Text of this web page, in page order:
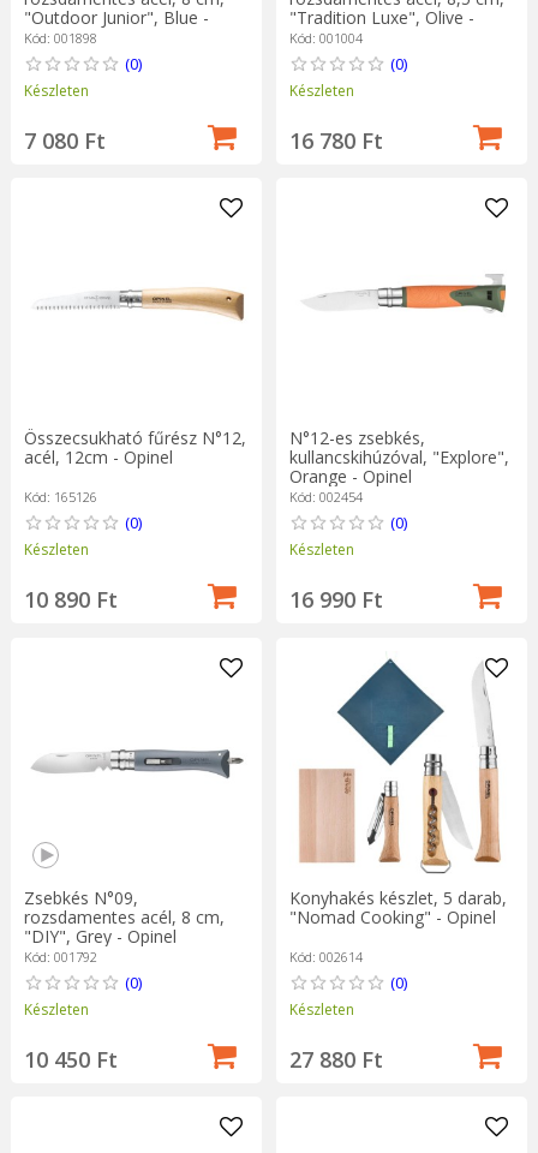
"Outdoor Junior", Blue -
Opinel
Kód: 001898
(0)
Készleten
7 080 Ft
"Tradition Luxe", Olive -
Opinel
Kód: 001004
(0)
Készleten
16 780 Ft
Összecsukható fűrész N°12,
acél, 12cm - Opinel
Kód: 165126
(0)
Készleten
10 890 Ft
N°12-es zsebkés,
kullancskihúzóval, "Explore",
Orange - Opinel
Kód: 002454
(0)
Készleten
16 990 Ft
Zsebkés N°09,
rozsdamentes acél, 8 cm,
"DIY", Grey - Opinel
Kód: 001792
(0)
Készleten
10 450 Ft
Konyhakés készlet, 5 darab,
"Nomad Cooking" - Opinel
Kód: 002614
(0)
Készleten
27 880 Ft